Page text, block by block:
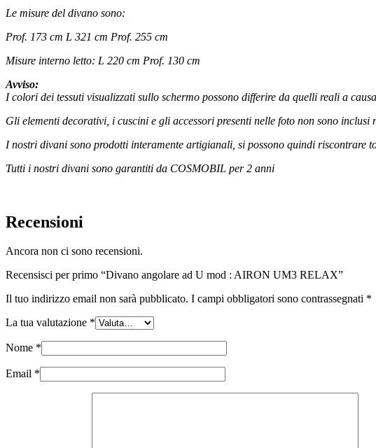
Le misure del divano sono:
Prof. 173 cm L 321 cm Prof. 255 cm
Misure interno letto: L 220 cm Prof. 130 cm
Avviso:
I colori dei tessuti visualizzati sullo schermo possono differire da quelli reali a
Gli elementi decorativi, i cuscini e gli accessori presenti nelle foto non sono inclusi
I nostri divani sono prodotti interamente artigianali, si possono quindi riscontrare
Tutti i nostri divani sono garantiti da COSMOBIL per 2 anni
Recensioni
Ancora non ci sono recensioni.
Recensisci per primo “Divano angolare ad U mod : AIRON UM3 RELAX”
Il tuo indirizzo email non sarà pubblicato. I campi obbligatori sono contrassegnati *
La tua valutazione *
Nome *
Email *